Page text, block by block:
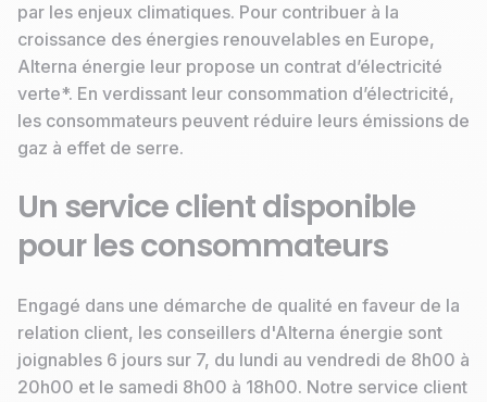
par les enjeux climatiques. Pour contribuer à la
croissance des énergies renouvelables en Europe,
Alterna énergie leur propose un contrat d’électricité
verte*. En verdissant leur consommation d’électricité,
les consommateurs peuvent réduire leurs émissions de
gaz à effet de serre.
Un service client disponible
pour les consommateurs
Engagé dans une démarche de qualité en faveur de la
relation client, les conseillers d'Alterna énergie sont
joignables 6 jours sur 7, du lundi au vendredi de 8h00 à
20h00 et le samedi 8h00 à 18h00. Notre service client